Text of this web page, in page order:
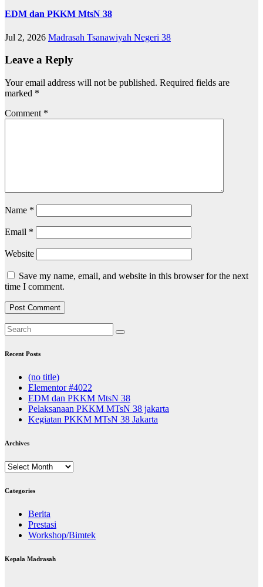
EDM dan PKKM MtsN 38
Jul 2, 2026 Madrasah Tsanawiyah Negeri 38
Leave a Reply
Your email address will not be published. Required fields are
marked *
Comment *
Name *
Email *
Website
Save my name, email, and website in this browser for the next
time I comment.
Recent Posts
(no title)
Elementor #4022
EDM dan PKKM MtsN 38
Pelaksanaan PKKM MTsN 38 jakarta
Kegiatan PKKM MTsN 38 Jakarta
Archives
Archives
Categories
Berita
Prestasi
Workshop/Bimtek
Kepala Madrasah